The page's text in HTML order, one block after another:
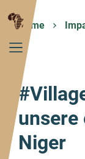
Home
unsere
Niger